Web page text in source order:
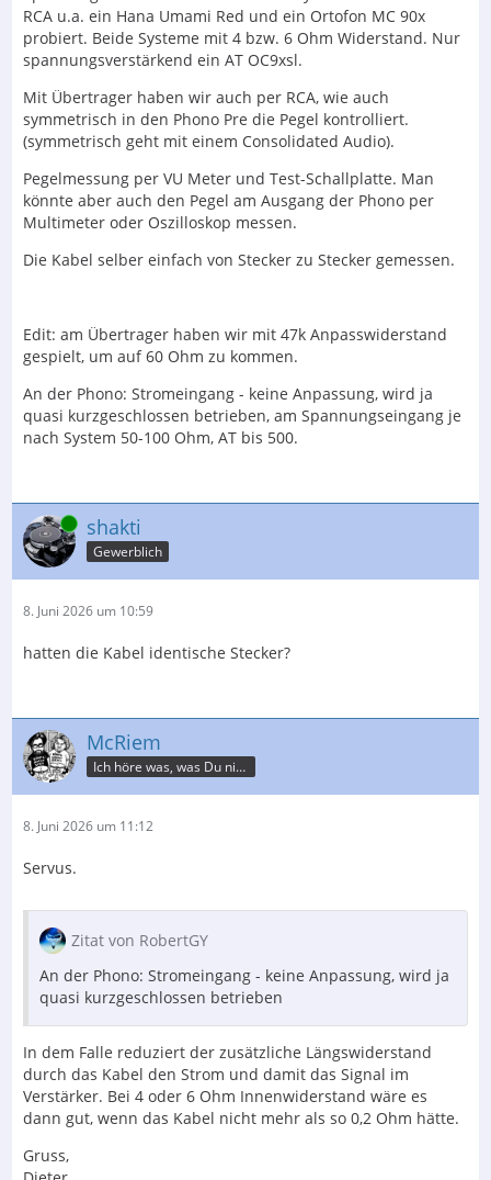
RCA u.a. ein Hana Umami Red und ein Ortofon MC 90x
probiert. Beide Systeme mit 4 bzw. 6 Ohm Widerstand. Nur
spannungsverstärkend ein AT OC9xsl.
Mit Übertrager haben wir auch per RCA, wie auch
symmetrisch in den Phono Pre die Pegel kontrolliert.
(symmetrisch geht mit einem Consolidated Audio).
Pegelmessung per VU Meter und Test-Schallplatte. Man
könnte aber auch den Pegel am Ausgang der Phono per
Multimeter oder Oszilloskop messen.
Die Kabel selber einfach von Stecker zu Stecker gemessen.
Edit: am Übertrager haben wir mit 47k Anpasswiderstand
gespielt, um auf 60 Ohm zu kommen.
An der Phono: Stromeingang - keine Anpassung, wird ja
quasi kurzgeschlossen betrieben, am Spannungseingang je
nach System 50-100 Ohm, AT bis 500.
Online shakti
Gewerblich
8. Juni 2026 um 10:59
hatten die Kabel identische Stecker?
McRiem
Ich höre was, was Du nicht misst.
8. Juni 2026 um 11:12
Servus.
Zitat von RobertGY
An der Phono: Stromeingang - keine Anpassung, wird ja
quasi kurzgeschlossen betrieben
In dem Falle reduziert der zusätzliche Längswiderstand
durch das Kabel den Strom und damit das Signal im
Verstärker. Bei 4 oder 6 Ohm Innenwiderstand wäre es
dann gut, wenn das Kabel nicht mehr als so 0,2 Ohm hätte.
Gruss,